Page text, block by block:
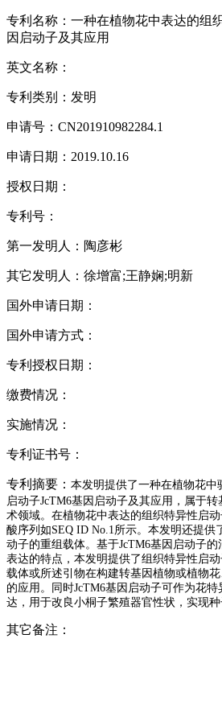
专利名称：一种在植物花中表达的组
因启动子及其应用
英文名称：
专利类别：发明
申请号：CN201910982284.1
申请日期：2019.10.16
授权日期：
专利号：
第一发明人：陶彦彬
其它发明人：徐增富;王静娴;明新
国外申请日期：
国外申请方式：
专利授权日期：
缴费情况：
实施情况：
专利证书号：
专利摘要： 本发明提供了一种在植物花中
启动子JcTM6基因启动子及其应用，属于
术领域。在植物花中表达的组织特异性启
酸序列如SEQ ID No.1所示。本发明还提供
动子的重组载体。基于JcTM6基因启动子
表达的特点，本发明提供了组织特异性启
载体或所述引物在构建转基因植物或植物
的应用。同时JcTM6基因启动子可作为花
达，用于改良小桐子繁殖器官性状，实现种
其它备注：